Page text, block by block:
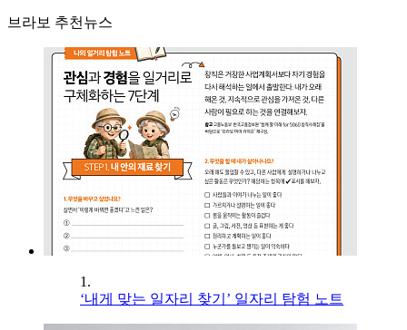
브라보 추천뉴스
1.
‘내게 맞는 일자리 찾기’ 일자리 탐험 노트